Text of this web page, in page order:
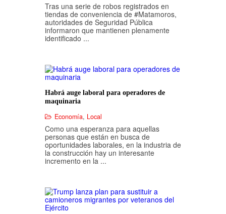
Tras una serie de robos registrados en
tiendas de conveniencia de #Matamoros,
autoridades de Seguridad Pública
informaron que mantienen plenamente
identificado ...
Habrá auge laboral para operadores de
maquinaria
Economía, Local
Como una esperanza para aquellas
personas que están en busca de
oportunidades laborales, en la industria de
la construcción hay un interesante
incremento en la ...